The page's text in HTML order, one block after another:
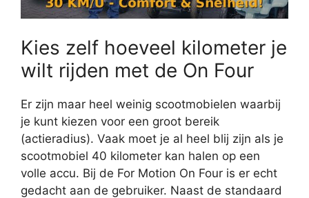
Kies zelf hoeveel kilometer je
wilt rijden met de On Four
Er zijn maar heel weinig scootmobielen waarbij
je kunt kiezen voor een groot bereik
(actieradius). Vaak moet je al heel blij zijn als je
scootmobiel 40 kilometer kan halen op een
volle accu. Bij de For Motion On Four is er echt
gedacht aan de gebruiker. Naast de standaard